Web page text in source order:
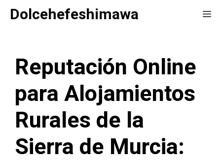
SaltarDolcehefeshimawa
Reputación Online
para Alojamientos
Rurales de la
Sierra de Murcia: